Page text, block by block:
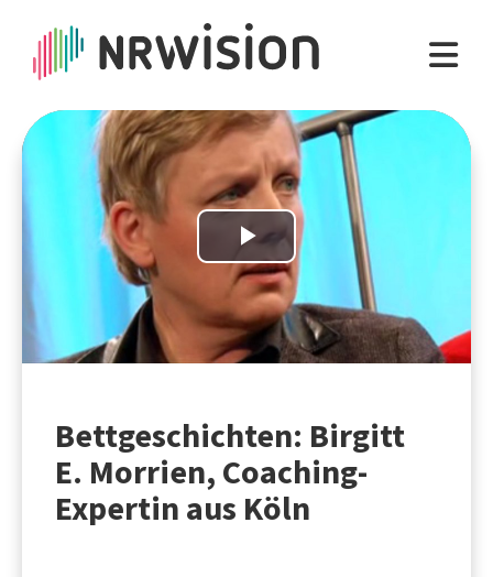
Play
Video
Bettgeschichten: Birgitt
E. Morrien, Coaching-
Expertin aus Köln